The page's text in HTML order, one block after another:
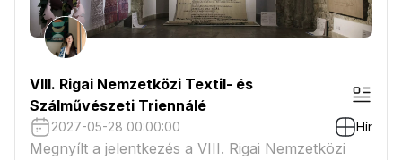
VIII. Rigai Nemzetközi Textil- és
Szálművészeti Triennálé
2027-05-28 00:00:00 Hír
Megnyílt a jelentkezés a VIII. Rigai Nemzetközi